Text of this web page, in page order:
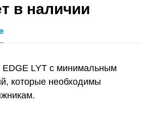
в наличии
EDGE LYT с минимальным
которые необходимы